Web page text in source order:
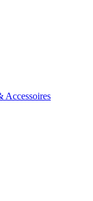
Accessoires